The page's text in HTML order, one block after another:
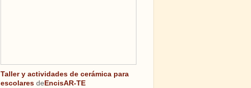
Taller y actividades de cerámica para
escolares de EncisAR-TE